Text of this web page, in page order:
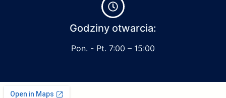
Godziny otwarcia:
Pon. - Pt. 7:00 – 15:00